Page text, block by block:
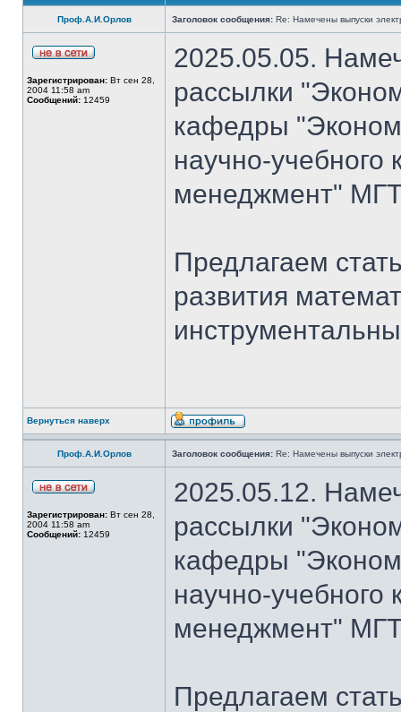
Проф.А.И.Орлов Заголовок сообщения: Re: Намечены выпуски
Зарегистрирован: Вт сен 28,
2004 11:58 am
Сообщений: 12459
2025.05.05.
рассылки
кафедры
научно-
менеджмент"
Предлагаем
развития
Вернуться наверх
Проф.А.И.Орлов Заголовок сообщения: Re: Намечены выпуски
Зарегистрирован: Вт сен 28,
2004 11:58 am
Сообщений: 12459
2025.05.12.
рассылки
кафедры
научно-
менеджмент"
Предлагаем